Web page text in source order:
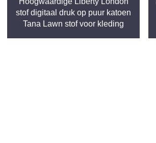
stof digitaal druk op puur katoen
Tana Lawn stof voor kleding